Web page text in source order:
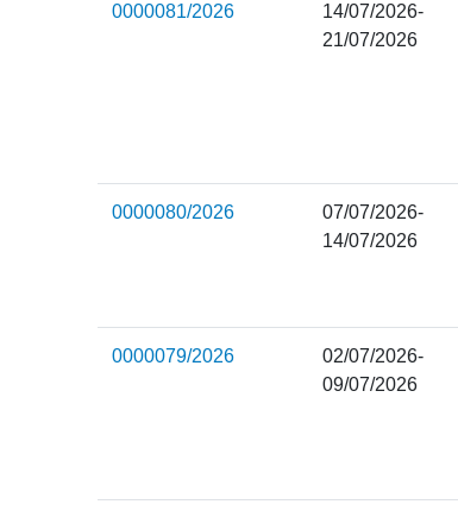
0000081/2026
14/07/2026-
21/07/2026
0000080/2026
07/07/2026-
14/07/2026
0000079/2026
02/07/2026-
09/07/2026